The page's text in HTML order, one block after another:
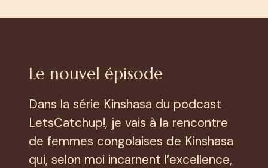
Le nouvel épisode
Dans la série Kinshasa du podcast
LetsCatchup!, je vais à la rencontre
de femmes congolaises de Kinshasa
qui, selon moi incarnent l’excellence,